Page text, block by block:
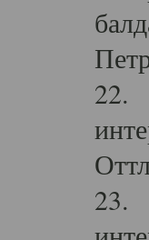
22.
23.